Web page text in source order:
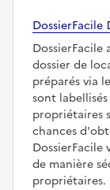
DossierFacile
dossier de
préparés via
sont
propriétaires
chances
de manière
propriétaires.